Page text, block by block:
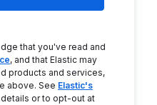
that you've read and
, and that Elastic may
products and services,
above. See Elastic's
or to opt-out at